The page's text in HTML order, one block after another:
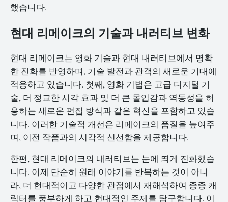
했습니다.
현대 리메이크의 기술과 내러티브 변화
현대 리메이크는 영화 기술과 현대 내러티브에서 명확
한 진화를 반영하며, 기술 발전과 관객의 새로운 기대에
적응하고 있습니다. 첫째, 영화 기법은 고급 디지털 기
술, 더 정교한 시각 효과 및 더 큰 몰입감과 역동성을 허
용하는 새로운 편집 방식과 같은 혁신을 포함하고 있습
니다. 이러한 기술적 개선은 리메이크의 품질을 높여주
며, 이전 작품과의 시각적 신선함을 제공합니다.
한편, 현대 리메이크의 내러티브는 눈에 띄게 진화했습
니다. 이제 단순히 원래 이야기를 반복하는 것이 아니
라, 더 현대적이고 다양한 관점에서 재해석하여 종종 캐
릭터를 풍부하게 하고 현대적인 주제를 탐구합니다. 이